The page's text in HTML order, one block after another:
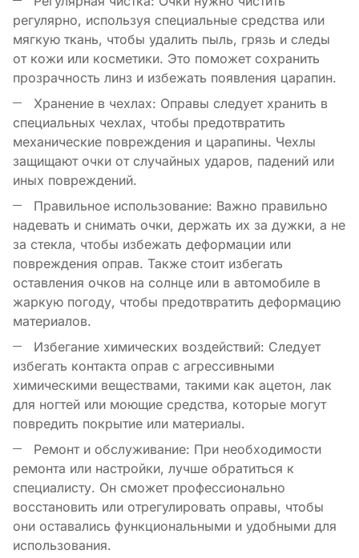
регулярно, используя специальные средства или
мягкую ткань, чтобы удалить пыль, грязь и следы
от кожи или косметики. Это поможет сохранить
прозрачность линз и избежать появления царапин.
Хранение в чехлах: Оправы следует хранить в
специальных чехлах, чтобы предотвратить
механические повреждения и царапины. Чехлы
защищают очки от случайных ударов, падений или
иных повреждений.
Правильное использование: Важно правильно
надевать и снимать очки, держать их за дужки, а не
за стекла, чтобы избежать деформации или
повреждения оправ. Также стоит избегать
оставления очков на солнце или в автомобиле в
жаркую погоду, чтобы предотвратить деформацию
материалов.
Избегание химических воздействий: Следует
избегать контакта оправ с агрессивными
химическими веществами, такими как ацетон, лак
для ногтей или моющие средства, которые могут
повредить покрытие или материалы.
Ремонт и обслуживание: При необходимости
ремонта или настройки, лучше обратиться к
специалисту. Он сможет профессионально
восстановить или отрегулировать оправы, чтобы
они оставались функциональными и удобными для
использования.